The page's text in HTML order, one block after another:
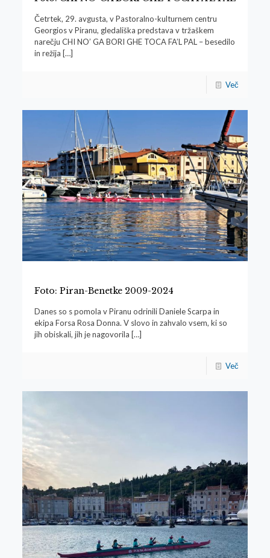
Četrtek, 29. avgusta, v Pastoralno-kulturnem centru
Georgios v Piranu, gledališka predstava v tržaškem
narečju CHI NO’ GA BORI GHE TOCA FA’L PAL – besedilo
in režija […]
Več
Foto: Piran-Benetke 2009-2024
Danes so s pomola v Piranu odrinili Daniele Scarpa in
ekipa Forsa Rosa Donna. V slovo in zahvalo vsem, ki so
jih obiskali, jih je nagovorila […]
Več